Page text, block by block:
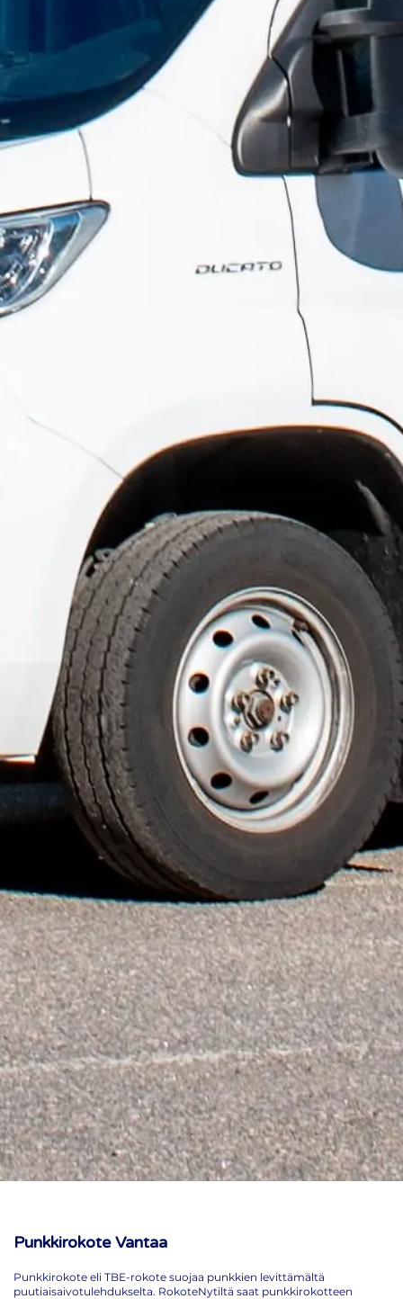
Punkkirokote Vantaa
Punkkirokote eli TBE-rokote suojaa punkkien levittämältä
puutiaisaivotulehdukselta. RokoteNytiltä saat punkkirokotteen